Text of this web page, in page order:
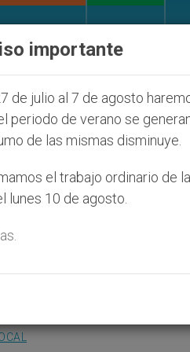
que afecta a
al
importante
de julio al 7 de agosto
periodo de verano se
de las mismas disminuye.
el trabajo ordinario de
lunes 10 de agosto.